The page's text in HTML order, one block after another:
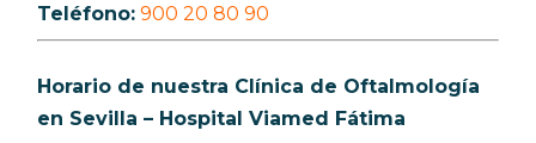
Teléfono: 900 20 80 90
Horario de nuestra Clínica de Oftalmología
en Sevilla – Hospital Viamed Fátima